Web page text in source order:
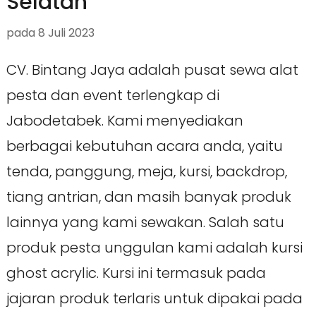
pada 8 Juli 2023
CV. Bintang Jaya adalah pusat sewa alat
pesta dan event terlengkap di
Jabodetabek. Kami menyediakan
berbagai kebutuhan acara anda, yaitu
tenda, panggung, meja, kursi, backdrop,
tiang antrian, dan masih banyak produk
lainnya yang kami sewakan. Salah satu
produk pesta unggulan kami adalah kursi
ghost acrylic. Kursi ini termasuk pada
jajaran produk terlaris untuk dipakai pada